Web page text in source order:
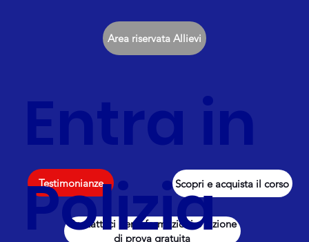
Contattaci per informazioni e lezione
di prova gratuita
Scopri e acquista il corso
Testimonianze
Entra in
Polizia
Area riservata Allievi